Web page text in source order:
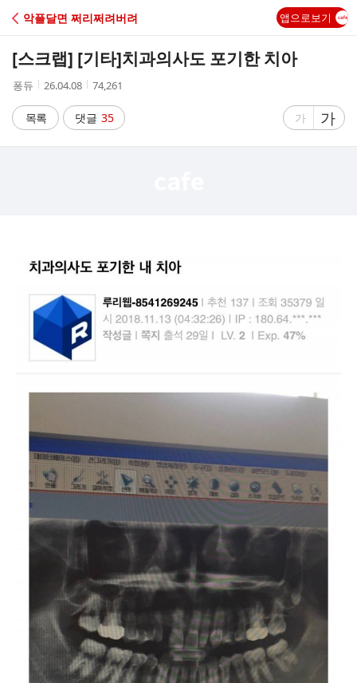
C
A
악플달면 쩌리쩌려버려 앱으로보기
[스크랩] [기타]치과의사도 포기한 치아
작
자
퐁듀
작
시
간
26.04.08
조
수
74,261
목록 댓글 35
글
가
글
자
가